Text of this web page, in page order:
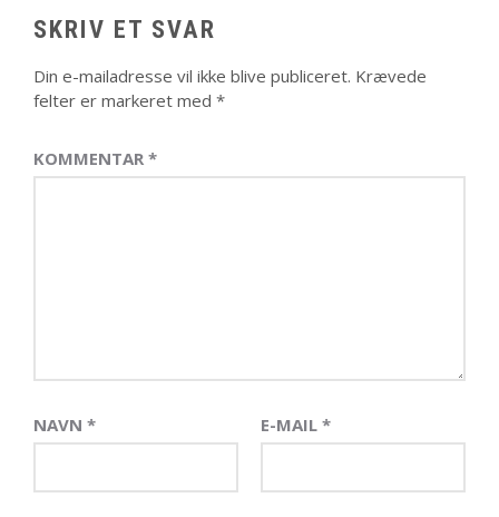
SKRIV ET SVAR
Din e-mailadresse vil ikke blive publiceret. Krævede
felter er markeret med *
KOMMENTAR *
NAVN * E-MAIL *